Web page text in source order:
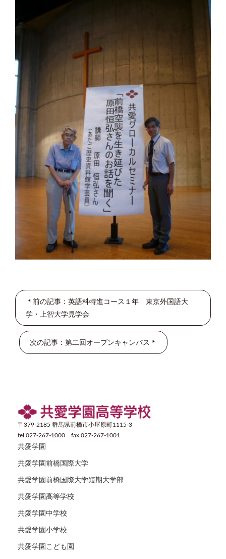
前の記事：英語科特進コース１年 東京外国語大
学・上智大学見学会
次の記事：第二回オープンキャンパス
〒379-2185 群馬県前橋市小屋原町1115-3
tel.027-267-1000 fax.027-267-1001
共愛学園
共愛学園前橋国際大学
共愛学園前橋国際大学短期大学部
共愛学園高等学校
共愛学園中学校
共愛学園小学校
共愛学園こども園